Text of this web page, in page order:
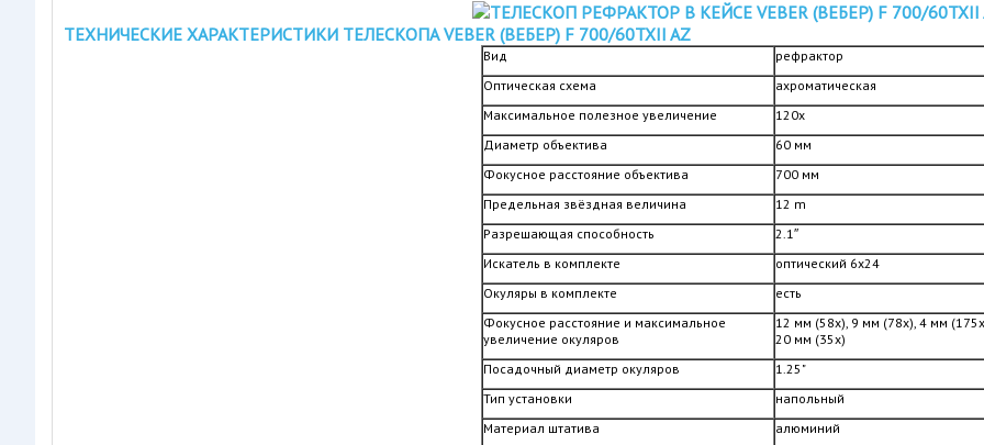
ТЕХНИЧЕСКИЕ ХАРАКТЕРИСТИКИ ТЕЛЕСКОПА VEBER (ВЕБЕР) F 700/60TXII AZ
Вид
рефрактор
Оптическая схема
ахроматическая
Максимальное полезное увеличение
120x
Диаметр объектива
60 мм
Фокусное расстояние объектива
700 мм
Предельная звёздная величина
12 m
Разрешающая способность
2.1″
Искатель в комплекте
оптический 6x24
Окуляры в комплекте
есть
Фокусное расстояние и максимальное
увеличение окуляров
12 мм (58х), 9 мм (78х), 4 мм
20 мм (35x)
Посадочный диаметр окуляров
1.25"
Тип установки
напольный
Материал штатива
алюминий